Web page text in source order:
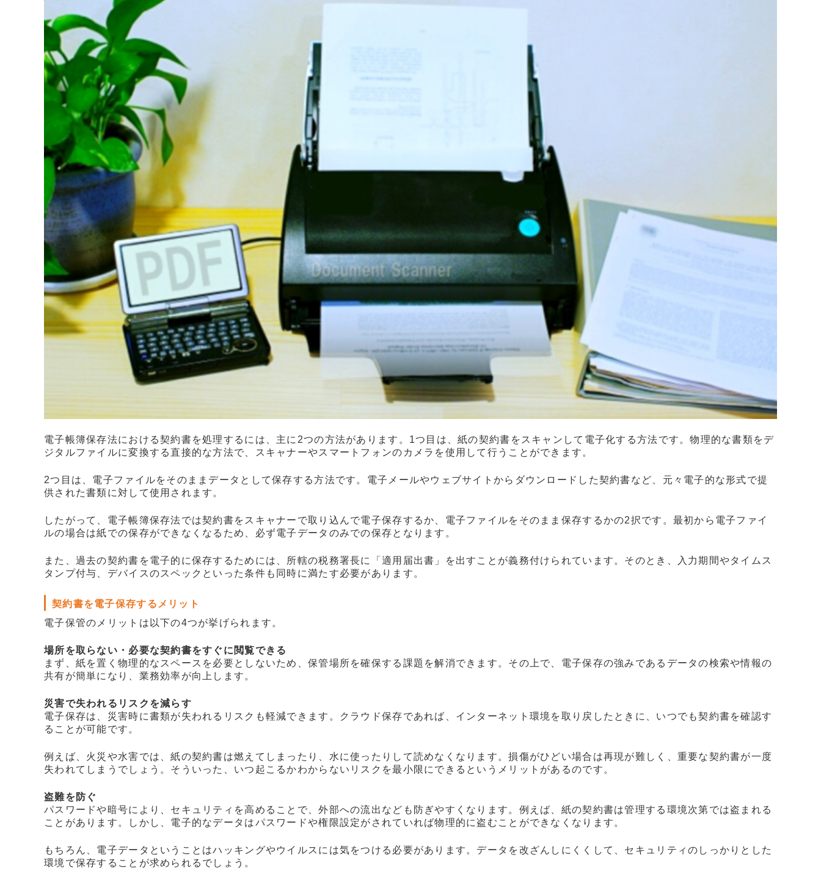
電子帳簿保存法における契約書を処理するには、主に2つの方法があります。1つ目は、紙の契約書をスキャンして電子化する方法です。物理的な書類をデ
ジタルファイルに変換する直接的な方法で、スキャナーやスマートフォンのカメラを使用して行うことができます。
2つ目は、電子ファイルをそのままデータとして保存する方法です。電子メールやウェブサイトからダウンロードした契約書など、元々電子的な形式で提
供された書類に対して使用されます。
したがって、電子帳簿保存法では契約書をスキャナーで取り込んで電子保存するか、電子ファイルをそのまま保存するかの2択です。最初から電子ファイ
ルの場合は紙での保存ができなくなるため、必ず電子データのみでの保存となります。
また、過去の契約書を電子的に保存するためには、所轄の税務署長に「適用届出書」を出すことが義務付けられています。そのとき、入力期間やタイムス
タンプ付与、デバイスのスペックといった条件も同時に満たす必要があります。
契約書を電子保存するメリット
電子保管のメリットは以下の4つが挙げられます。
場所を取らない・必要な契約書をすぐに閲覧できる
まず、紙を置く物理的なスペースを必要としないため、保管場所を確保する課題を解消できます。その上で、電子保存の強みであるデータの検索や情報の
共有が簡単になり、業務効率が向上します。
災害で失われるリスクを減らす
電子保存は、災害時に書類が失われるリスクも軽減できます。クラウド保存であれば、インターネット環境を取り戻したときに、いつでも契約書を確認す
ることが可能です。
例えば、火災や水害では、紙の契約書は燃えてしまったり、水に使ったりして読めなくなります。損傷がひどい場合は再現が難しく、重要な契約書が一度
失われてしまうでしょう。そういった、いつ起こるかわからないリスクを最小限にできるというメリットがあるのです。
盗難を防ぐ
パスワードや暗号により、セキュリティを高めることで、外部への流出なども防ぎやすくなります。例えば、紙の契約書は管理する環境次第では盗まれる
ことがあります。しかし、電子的なデータはパスワードや権限設定がされていれば物理的に盗むことができなくなります。
もちろん、電子データということはハッキングやウイルスには気をつける必要があります。データを改ざんしにくくして、セキュリティのしっかりとした
環境で保存することが求められるでしょう。